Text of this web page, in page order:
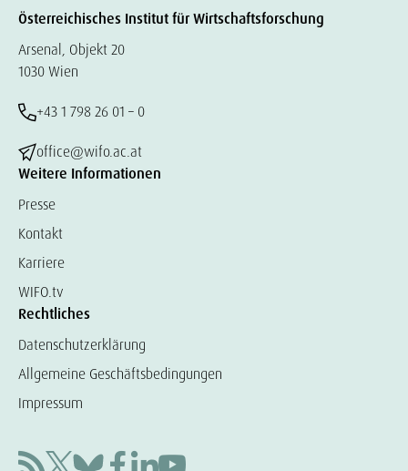
Österreichisches Institut für Wirtschaftsforschung
Arsenal, Objekt 20
1030 Wien
+43 1 798 26 01 – 0
office@wifo.ac.at
Weitere Informationen
Presse
Kontakt
Karriere
WIFO.tv
Rechtliches
Datenschutzerklärung
Allgemeine Geschäftsbedingungen
Impressum